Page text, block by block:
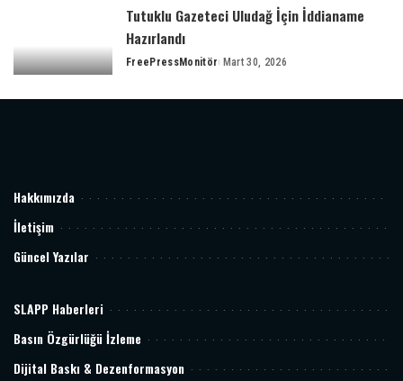
Tutuklu Gazeteci Uludağ İçin İddianame
Hazırlandı
FreePressMonitör Mart 30, 2026
Hakkımızda
İletişim
Güncel Yazılar
SLAPP Haberleri
Basın Özgürlüğü İzleme
Dijital Baskı & Dezenformasyon